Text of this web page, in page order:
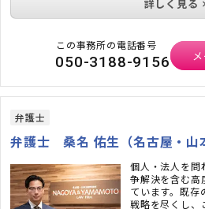
詳しく見る
この事務所の電話番号
050-3188-9156
弁護士
弁護士 桑名 佑生（名古屋・山
個人・法人を問
争解決を含む高
ています。既存
戦略を尽くし、